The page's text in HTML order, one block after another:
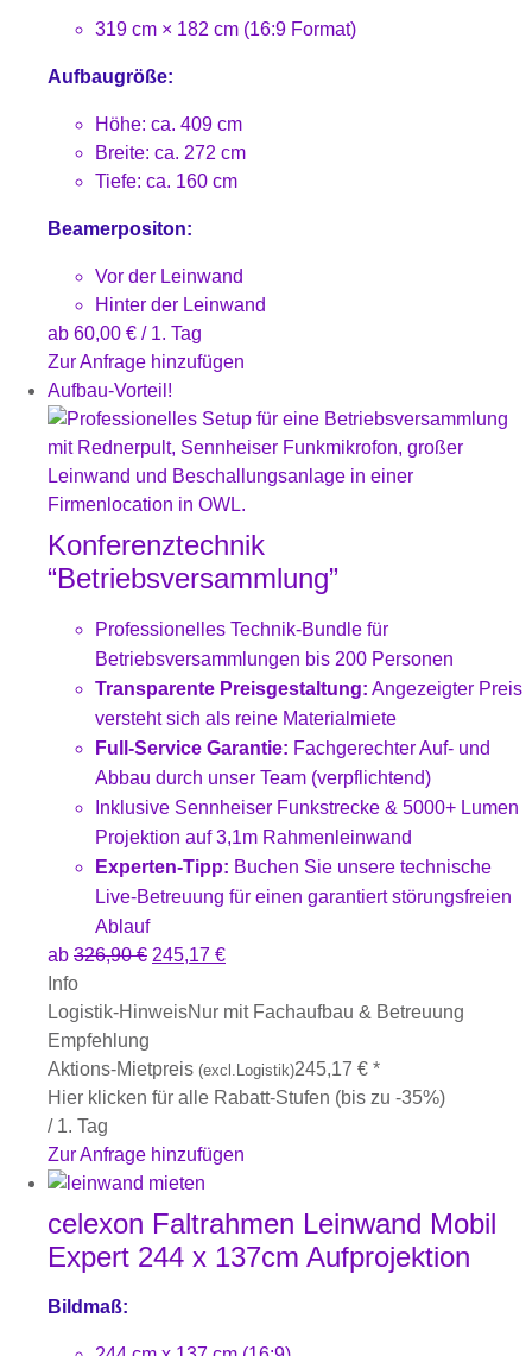
319 cm × 182 cm (16:9 Format)
Aufbaugröße:
Höhe: ca. 409 cm
Breite: ca. 272 cm
Tiefe: ca. 160 cm
Beamerpositon:
Vor der Leinwand
Hinter der Leinwand
ab 60,00 € / 1. Tag
Zur Anfrage hinzufügen
Aufbau-Vorteil!
Konferenztechnik
“Betriebsversammlung”
Professionelles Technik-Bundle für
Betriebsversammlungen bis 200 Personen
Transparente Preisgestaltung: Angezeigter Preis
versteht sich als reine Materialmiete
Full-Service Garantie: Fachgerechter Auf- und
Abbau durch unser Team (verpflichtend)
Inklusive Sennheiser Funkstrecke & 5000+ Lumen
Projektion auf 3,1m Rahmenleinwand
Experten-Tipp: Buchen Sie unsere technische
Live-Betreuung für einen garantiert störungsfreien
Ablauf
ab 326,90€ 245,17 €
Info
Logistik-HinweisNur mit Fachaufbau & Betreuung
Empfehlung
Aktions-Mietpreis (excl.Logistik)245,17 € *
Hier klicken für alle Rabatt-Stufen (bis zu -35%)
/ 1. Tag
Zur Anfrage hinzufügen
celexon Faltrahmen Leinwand Mobil
Expert 244 x 137cm Aufprojektion
Bildmaß: